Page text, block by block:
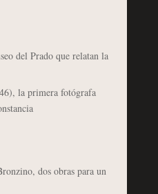
del Prado que relatan la
la primera fotógrafa
dos obras para un